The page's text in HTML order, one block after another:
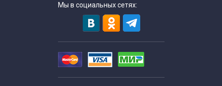
Мы в социальных сетях: